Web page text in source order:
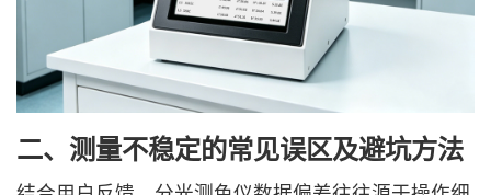
二、测量不稳定的常见误区及避坑方法